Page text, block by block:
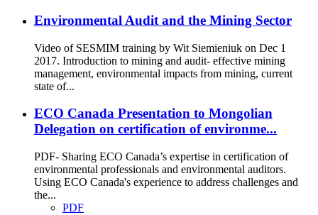
Environmental Audit and the Mining Sector
Video of SESMIM training by Wit Siemieniuk on Dec 1
2017. Introduction to mining and audit- effective mining
management, environmental impacts from mining, current
state of...
ECO Canada Presentation to Mongolian
Delegation on certification of environme...
PDF- Sharing ECO Canada’s expertise in certification of
environmental professionals and environmental auditors.
Using ECO Canada's experience to address challenges and
the...
PDF